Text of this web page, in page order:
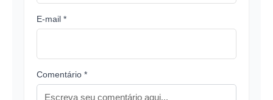
E-mail *
Comentário *